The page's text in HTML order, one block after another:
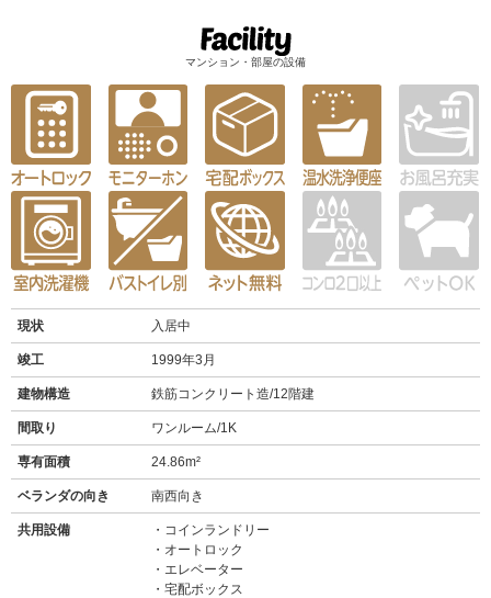
マンション・部屋の設備
現状 入居中
竣工 1999年3月
建物構造 鉄筋コンクリート造/12階建
間取り ワンルーム/1K
専有面積 24.86m²
ベランダの向き 南西向き
共用設備
コインランドリー
オートロック
エレベーター
宅配ボックス